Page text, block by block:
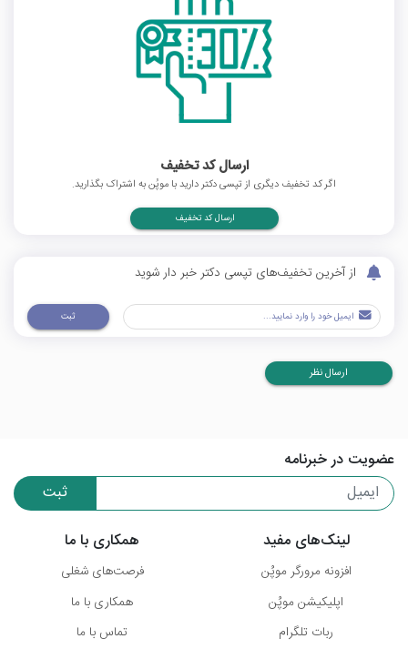
ارسال کد تخفیف
اگر کد تخفیف دیگری از تپسی دکتر دارید با موپُن به اشتراک بگذارید.
ارسال کد تخفیف
از آخرین تخفیف‌های تپسی دکتر خبر دار شوید
ثبت
ارسال نظر
عضویت در خبرنامه
ثبت
لینک‌های مفید
افزونه مرورگر موپُن
اپلیکیشن موپُن
ربات تلگرام
همکاری با ما
فرصت‌های شغلی
همکاری با ما
تماس با ما